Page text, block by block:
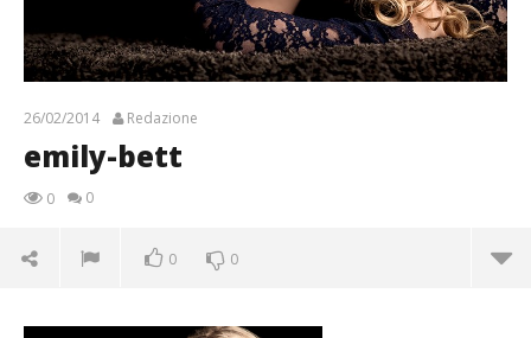
26/02/2014 Redazione
emily-bett
0 0
0 0